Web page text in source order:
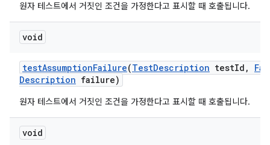
원자 테스트에서 거짓인 조건을 가정한다고 표시할 때 호출됩니다.
void
testAssumptionFailure(TestDescription testId ,
Description failure)
원자 테스트에서 거짓인 조건을 가정한다고 표시할 때 호출됩니다.
void